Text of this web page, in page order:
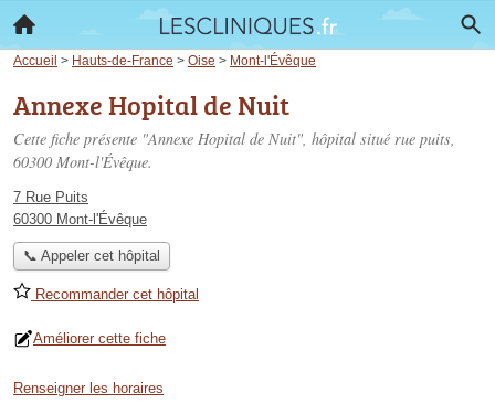
Accueil > Hauts-de-France > Oise > Mont-l'Évêque
Annexe Hopital de Nuit
Cette fiche présente "Annexe Hopital de Nuit", hôpital situé rue puits,
60300 Mont-l'Évêque.
7 Rue Puits
60300 Mont-l'Évêque
📞 Appeler cet hôpital
Recommander cet hôpital
Améliorer cette fiche
Renseigner les horaires